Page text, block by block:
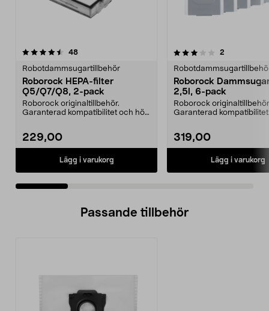
48recensioner
Robotdammsugartillbehör
Roborock HEPA-filter
Q5/Q7/Q8, 2-pack
Roborock originaltillbehör.
Garanterad kompatibilitet och hög
229,00
Lägg i varukorg
3.0 av 5 stjärnor 2
Roborock
2,5l, 6-pack
Roborock
Garanterad
319,00
Lägg i varukorg
4.5 av 5 stjärnor
Passande tillbehör